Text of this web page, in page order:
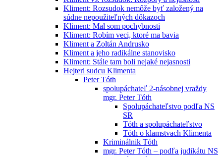
Kliment: Rozsudok nemôže byť založený na
súdne nepoužiteľných dôkazoch
Kliment: Mal som pochybnosti
Kliment: Robím veci, ktoré ma bavia
Kliment a Zoltán Andrusko
Kliment a jeho radikálne stanovisko
Kliment: Stále tam boli nejaké nejasnosti
Hejteri sudcu Klimenta
Peter Tóth
spolupáchateľ 2-násobnej vraždy
mgr. Peter Tóth
Spolupáchateľstvo podľa NS
SR
Tóth a spolupáchateľstvo
Tóth o klamstvach Klimenta
Kriminálnik Tóth
mgr. Peter Tóth – podľa judikátu NS